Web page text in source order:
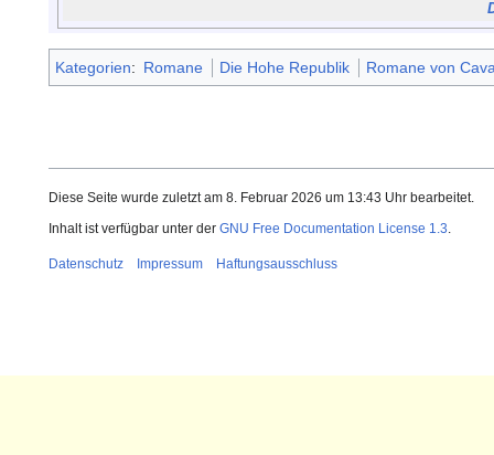
Kategorien: Romane Die Hohe Republik Romane von
Diese Seite wurde zuletzt am 8. Februar 2026 um 13:43 Uhr bearbeitet.
Inhalt ist verfügbar unter der GNU Free Documentation License 1.3
Datenschutz Impressum Haftungsausschluss